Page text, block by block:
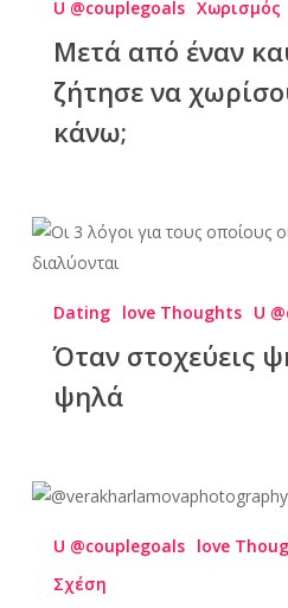
U @couplegoals Χωρισμός
Μετά από έναν
ζήτησε να
κάνω;
Dating love Thoughts U
Όταν στοχεύεις
ψηλά
U @couplegoals love
Σχέση